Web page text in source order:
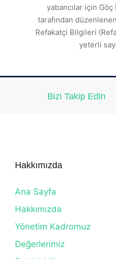
yabancılar için Göç
tarafından
Refakatçi Bilgileri
yeterli
Bizi Takip Edin
Hakkımızda
Ana Sayfa
Hakkımızda
Yönetim Kadromuz
Değerlerimiz